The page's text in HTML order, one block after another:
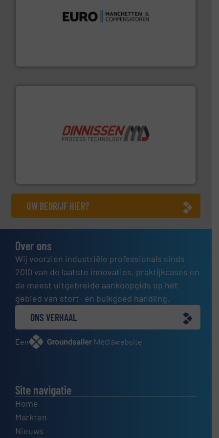
UW BEDRIJF HIER?
Over ons
Wij voorzien industriële professionals sinds
2010 van de laatste innovaties, praktijkcases en
de meest uitgebreide aankoopgids op het
gebied van stort- en bulkgoed handling.
ONS VERHAAL
Een website
Site navigatie
Home
Markten
Nieuws